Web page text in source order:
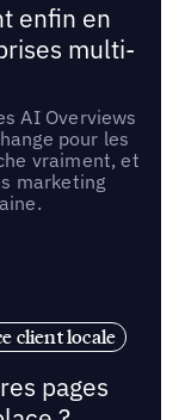
enfin en
multi-
AI Overviews
pour les
vraiment, et
marketing
client locale
pages